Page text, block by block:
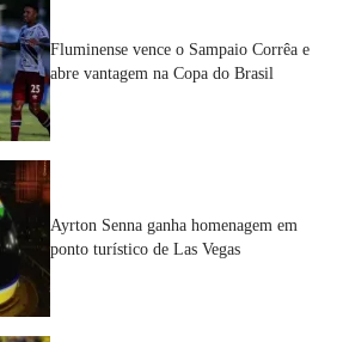
Fluminense vence o Sampaio Corrêa e
abre vantagem na Copa do Brasil
Ayrton Senna ganha homenagem em
ponto turístico de Las Vegas